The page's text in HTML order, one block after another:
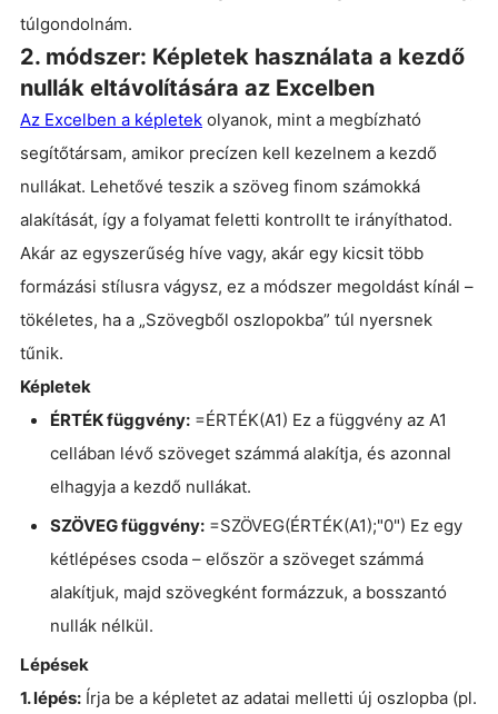
túlgondolnám.
2. módszer: Képletek használata a kezdő
nullák eltávolítására az Excelben
Az Excelben a képletek olyanok, mint a megbízható
segítőtársam, amikor precízen kell kezelnem a kezdő
nullákat. Lehetővé teszik a szöveg finom számokká
alakítását, így a folyamat feletti kontrollt te irányíthatod.
Akár az egyszerűség híve vagy, akár egy kicsit több
formázási stílusra vágysz, ez a módszer megoldást kínál –
tökéletes, ha a „Szövegből oszlopokba” túl nyersnek
tűnik.
Képletek
ÉRTÉK függvény: =ÉRTÉK(A1) Ez a függvény az A1
cellában lévő szöveget számmá alakítja, és azonnal
elhagyja a kezdő nullákat.
SZÖVEG függvény: =SZÖVEG(ÉRTÉK(A1);"0") Ez egy
kétlépéses csoda – először a szöveget számmá
alakítjuk, majd szövegként formázzuk, a bosszantó
nullák nélkül.
Lépések
1. lépés: Írja be a képletet az adatai melletti új oszlopba (pl.